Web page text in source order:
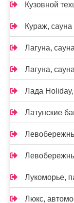
Кузовной
Кураж, сауна
Лагуна, сауна
Лагуна, сауна
Лада
Латунские
Лукоморье,
Люкс,